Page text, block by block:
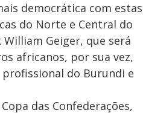
democrática com estas
do Norte e Central do
Geiger, que será
africanos, por sua vez,
profissional do Burundi e
das Confederações,